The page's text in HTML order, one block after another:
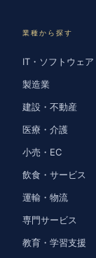
業種から探す
IT・ソフトウェア
製造業
建設・不動産
医療・介護
小売・EC
飲食・サービス
運輸・物流
専門サービス
教育・学習支援